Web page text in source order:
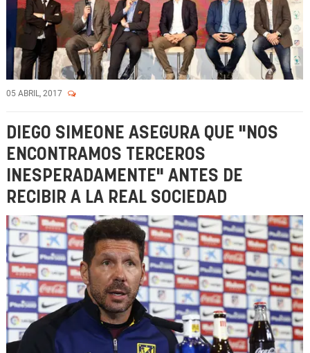
05 ABRIL, 2017
DIEGO SIMEONE ASEGURA QUE "NOS
ENCONTRAMOS TERCEROS
INESPERADAMENTE" ANTES DE
RECIBIR A LA REAL SOCIEDAD